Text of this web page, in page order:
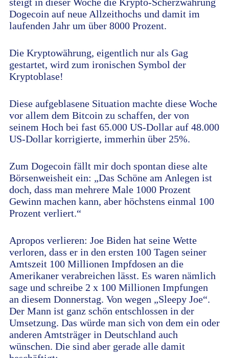
steigt in dieser Woche die Krypto-Scherzwährung
Dogecoin auf neue Allzeithochs und damit im
laufenden Jahr um über 8000 Prozent.
Die Kryptowährung, eigentlich nur als Gag
gestartet, wird zum ironischen Symbol der
Kryptoblase!
Diese aufgeblasene Situation machte diese Woche
vor allem dem Bitcoin zu schaffen, der von
seinem Hoch bei fast 65.000 US-Dollar auf 48.000
US-Dollar korrigierte, immerhin über 25%.
Zum Dogecoin fällt mir doch spontan diese alte
Börsenweisheit ein: „Das Schöne am Anlegen ist
doch, dass man mehrere Male 1000 Prozent
Gewinn machen kann, aber höchstens einmal 100
Prozent verliert.“
Apropos verlieren: Joe Biden hat seine Wette
verloren, dass er in den ersten 100 Tagen seiner
Amtszeit 100 Millionen Impfdosen an die
Amerikaner verabreichen lässt. Es waren nämlich
sage und schreibe 2 x 100 Millionen Impfungen
an diesem Donnerstag. Von wegen „Sleepy Joe“.
Der Mann ist ganz schön entschlossen in der
Umsetzung. Das würde man sich von dem ein oder
anderen Amtsträger in Deutschland auch
wünschen. Die sind aber gerade alle damit